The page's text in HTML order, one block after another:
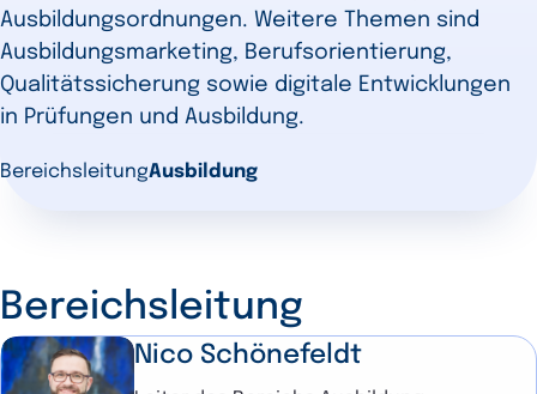
Ausbildungsordnungen. Weitere Themen sind
Ausbildungsmarketing, Berufsorientierung,
Qualitätssicherung sowie digitale Entwicklungen
in Prüfungen und Ausbildung.
BereichsleitungAusbildung
Bereichsleitung
Nico Schönefeldt